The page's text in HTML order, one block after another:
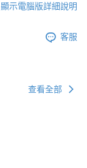
顯示電腦版詳細說明
客服
查看全部